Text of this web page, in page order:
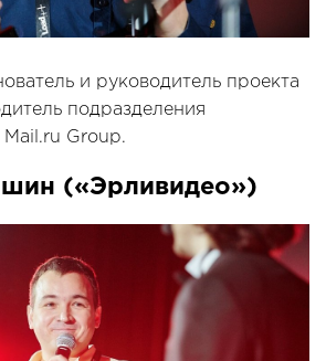
и руководитель проекта
подразделения
Mail.ru Group.
(«Эрливидео»)